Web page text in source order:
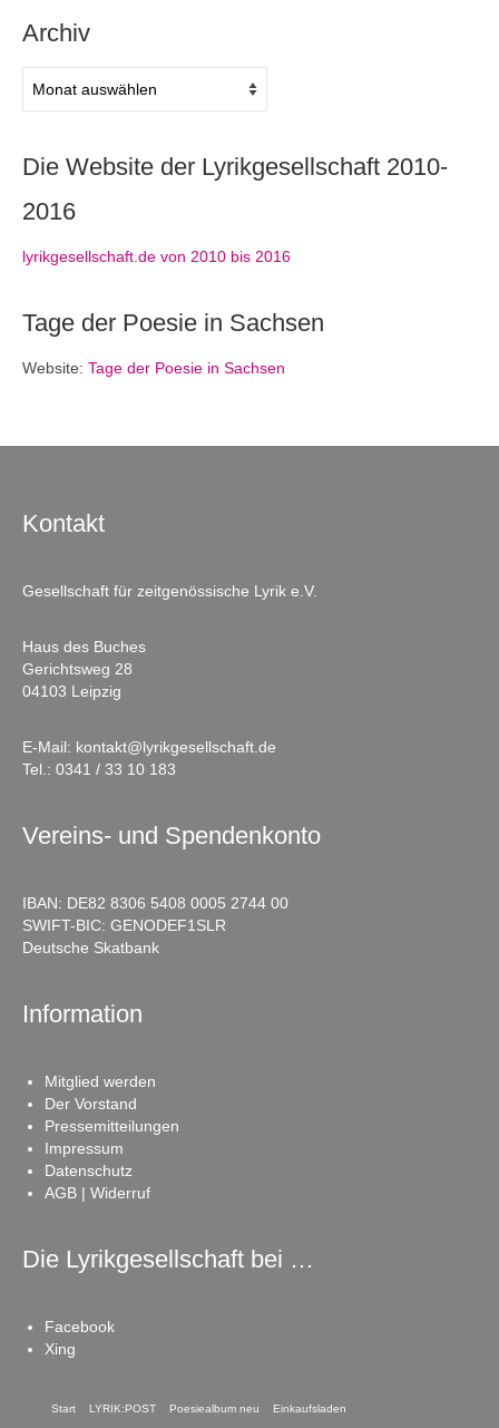
Archiv
Die Website der Lyrikgesellschaft 2010-
2016
lyrikgesellschaft.de von 2010 bis 2016
Tage der Poesie in Sachsen
Website: Tage der Poesie in Sachsen
Kontakt
Gesellschaft für zeitgenössische Lyrik e.V.
Haus des Buches
Gerichtsweg 28
04103 Leipzig
E-Mail: kontakt@lyrikgesellschaft.de
Tel.: 0341 / 33 10 183
Vereins- und Spendenkonto
IBAN: DE82 8306 5408 0005 2744 00
SWIFT-BIC: GENODEF1SLR
Deutsche Skatbank
Information
Mitglied werden
Der Vorstand
Pressemitteilungen
Impressum
Datenschutz
AGB | Widerruf
Die Lyrikgesellschaft bei …
Facebook
Xing
Start LYRIK:POST Poesiealbum neu Einkaufsladen